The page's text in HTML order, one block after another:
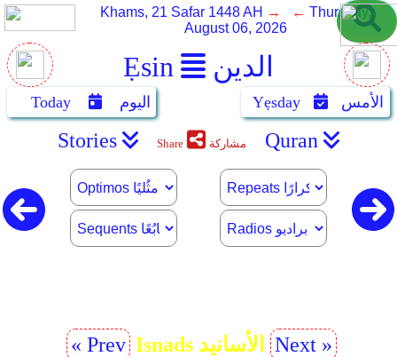
Ẹsin الدين
Khams, 21 Safar 1448 AH → ← Thursday,
August 06, 2026
Today اليوم Yẹsday الأمس
Stories Share مشاركة Quran
« Prev Isnads الأسانيد Next »